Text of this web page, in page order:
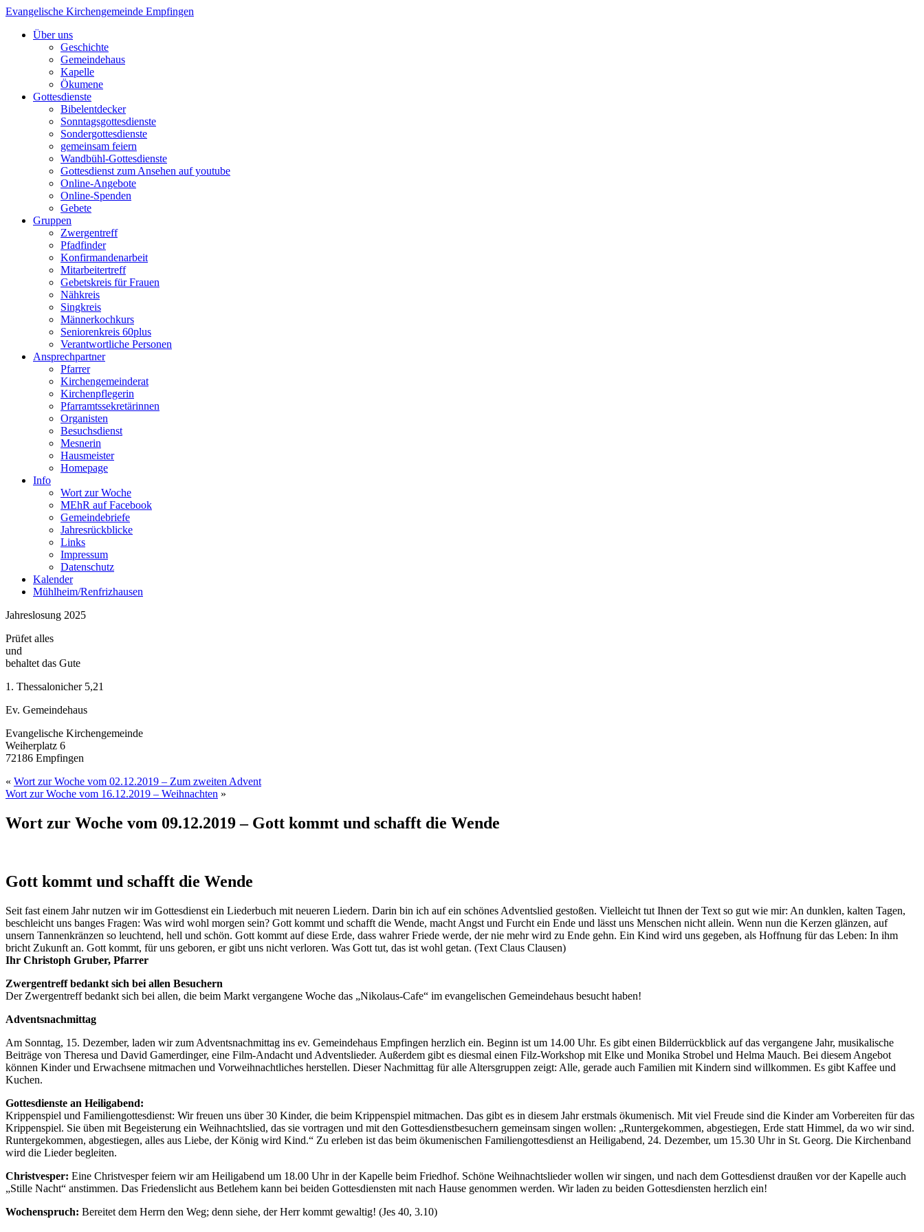
Evangelische Kirchengemeinde Empfingen
Über uns
Geschichte
Gemeindehaus
Kapelle
Ökumene
Gottesdienste
Bibelentdecker
Sonntagsgottesdienste
Sondergottesdienste
gemeinsam feiern
Wandbühl-Gottesdienste
Gottesdienst zum Ansehen auf youtube
Online-Angebote
Online-Spenden
Gebete
Gruppen
Zwergentreff
Pfadfinder
Konfirmandenarbeit
Mitarbeitertreff
Gebetskreis für Frauen
Nähkreis
Singkreis
Männerkochkurs
Seniorenkreis 60plus
Verantwortliche Personen
Ansprechpartner
Pfarrer
Kirchengemeinderat
Kirchenpflegerin
Pfarramtssekretärinnen
Organisten
Besuchsdienst
Mesnerin
Hausmeister
Homepage
Info
Wort zur Woche
MEhR auf Facebook
Gemeindebriefe
Jahresrückblicke
Links
Impressum
Datenschutz
Kalender
Mühlheim/Renfrizhausen
Jahreslosung 2025
Prüfet alles
und
behaltet das Gute
1. Thessalonicher 5,21
Ev. Gemeindehaus
Evangelische Kirchengemeinde
Weiherplatz 6
72186 Empfingen
« Wort zur Woche vom 02.12.2019 – Zum zweiten Advent
Wort zur Woche vom 16.12.2019 – Weihnachten »
Wort zur Woche vom 09.12.2019 – Gott kommt und schafft die Wende
Gott kommt und schafft die Wende
Seit fast einem Jahr nutzen wir im Gottesdienst ein Liederbuch mit neueren Liedern. Darin bin ich auf ein schönes Adventslied gestoßen. Vielleicht tut Ihnen der Text so gut wie mir: An dunklen, kalten Tagen,
beschleicht uns banges Fragen: Was wird wohl morgen sein? Gott kommt und schafft die Wende, macht Angst und Furcht ein Ende und lässt uns Menschen nicht allein. Wenn nun die Kerzen glänzen, auf
unsern Tannenkränzen so leuchtend, hell und schön. Gott kommt auf diese Erde, dass wahrer Friede werde, der nie mehr wird zu Ende gehn. Ein Kind wird uns gegeben, als Hoffnung für das Leben: In ihm
bricht Zukunft an. Gott kommt, für uns geboren, er gibt uns nicht verloren. Was Gott tut, das ist wohl getan. (Text Claus Clausen)
Ihr Christoph Gruber, Pfarrer
Zwergentreff bedankt sich bei allen Besuchern
Der Zwergentreff bedankt sich bei allen, die beim Markt vergangene Woche das „Nikolaus-Cafe“ im evangelischen Gemeindehaus besucht haben!
Adventsnachmittag
Am Sonntag, 15. Dezember, laden wir zum Adventsnachmittag ins ev. Gemeindehaus Empfingen herzlich ein. Beginn ist um 14.00 Uhr. Es gibt einen Bilderrückblick auf das vergangene Jahr, musikalische
Beiträge von Theresa und David Gamerdinger, eine Film-Andacht und Adventslieder. Außerdem gibt es diesmal einen Filz-Workshop mit Elke und Monika Strobel und Helma Mauch. Bei diesem Angebot
können Kinder und Erwachsene mitmachen und Vorweihnachtliches herstellen. Dieser Nachmittag für alle Altersgruppen zeigt: Alle, gerade auch Familien mit Kindern sind willkommen. Es gibt Kaffee und
Kuchen.
Gottesdienste an Heiligabend:
Krippenspiel und Familiengottesdienst: Wir freuen uns über 30 Kinder, die beim Krippenspiel mitmachen. Das gibt es in diesem Jahr erstmals ökumenisch. Mit viel Freude sind die Kinder am Vorbereiten für das
Krippenspiel. Sie üben mit Begeisterung ein Weihnachtslied, das sie vortragen und mit den Gottesdienstbesuchern gemeinsam singen wollen: „Runtergekommen, abgestiegen, Erde statt Himmel, da wo wir sind.
Runtergekommen, abgestiegen, alles aus Liebe, der König wird Kind.“ Zu erleben ist das beim ökumenischen Familiengottesdienst an Heiligabend, 24. Dezember, um 15.30 Uhr in St. Georg. Die Kirchenband
wird die Lieder begleiten.
Christvesper: Eine Christvesper feiern wir am Heiligabend um 18.00 Uhr in der Kapelle beim Friedhof. Schöne Weihnachtslieder wollen wir singen, und nach dem Gottesdienst draußen vor der Kapelle auch
„Stille Nacht“ anstimmen. Das Friedenslicht aus Betlehem kann bei beiden Gottesdiensten mit nach Hause genommen werden. Wir laden zu beiden Gottesdiensten herzlich ein!
Wochenspruch: Bereitet dem Herrn den Weg; denn siehe, der Herr kommt gewaltig! (Jes 40, 3.10)